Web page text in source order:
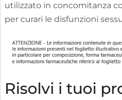
utilizzato in concomitanza
per curari le disfunzioni
Risolvi i tuoi